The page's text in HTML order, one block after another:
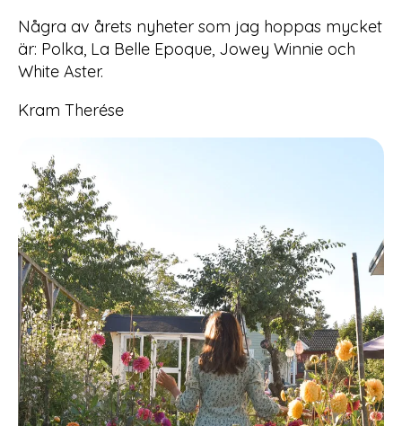
Några av årets nyheter som jag hoppas mycket
är: Polka, La Belle Epoque, Jowey Winnie och
White Aster.
Kram Therése